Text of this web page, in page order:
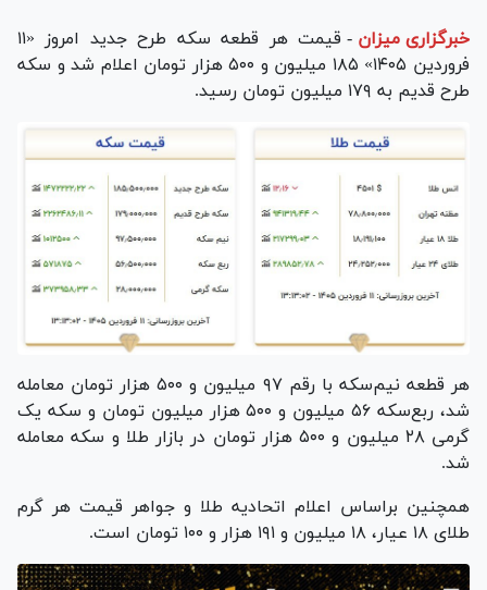
خبرگزاری میزان -
قیمت هر قطعه سکه طرح جدید امروز «۱۱
فروردین ۱۴۰۵» ۱۸۵ میلیون و ۵۰۰ هزار تومان اعلام شد و سکه
طرح قدیم به ۱۷۹ میلیون تومان رسید.
هر قطعه نیم‌سکه با رقم ۹۷ میلیون و ۵۰۰ هزار تومان معامله
شد، ربع‌سکه ۵۶ میلیون و ۵۰۰ هزار میلیون تومان و سکه یک
گرمی ۲۸ میلیون و ۵۰۰ هزار تومان در بازار طلا و سکه معامله
شد.
همچنین براساس اعلام اتحادیه طلا و جواهر قیمت هر گرم
طلای ۱۸ عیار، ۱۸ میلیون و ۱۹۱ هزار و ۱۰۰ تومان است.